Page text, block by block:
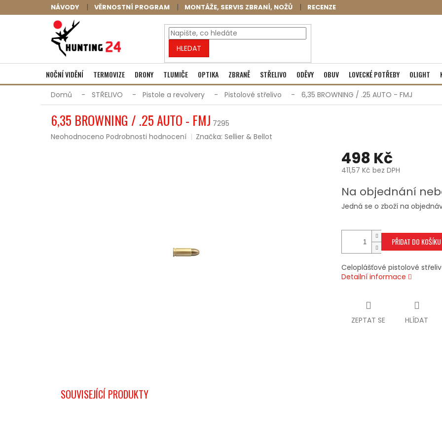
na
NÁVODY VĚRNOSTNÍ PROGRAM MONTÁŽE, SERVIS ZBRANÍ, NOŽŮ RECENZE
HLEDAT
NÁKUPNÍ
KOŠÍK
Prázdný košík
NOČNÍ VIDĚNÍ TERMOVIZE DRONY TLUMIČE OPTIKA ZBRANĚ STŘELIVO ODĚVY OBUV LOVECKÉ POTŘEBY OLIGHT
Domů STŘELIVO Pistole a revolvery Pistolové střelivo 6,35 BROWNING / .25 AUTO - FMJ
6,35 BROWNING / .25 AUTO - FMJ 7295
Průměrné
Neohodnoceno Podrobnosti hodnocení Značka:Sellier & Bellot
498 Kč
411,57 Kč bez DPH
cena:
Na objednání
Jedná se o zboží na
PŘIDAT DO KOŠÍKU
Celoplášťové pistolové
Detailní informace
ZEPTAT SE HLÍDAT
SOUVISEJÍCÍ PRODUKTY